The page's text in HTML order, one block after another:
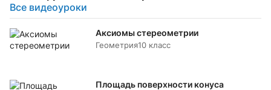
Все видеоуроки
Аксиомы стереометрии
Геометрия10 класс
Площадь поверхности конуса